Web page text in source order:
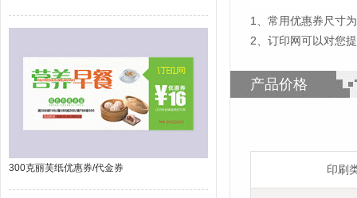
300克丽芙纸优惠券/代金券
1
常用优惠券尺寸
2、订印网可以对您
产品价格
印刷